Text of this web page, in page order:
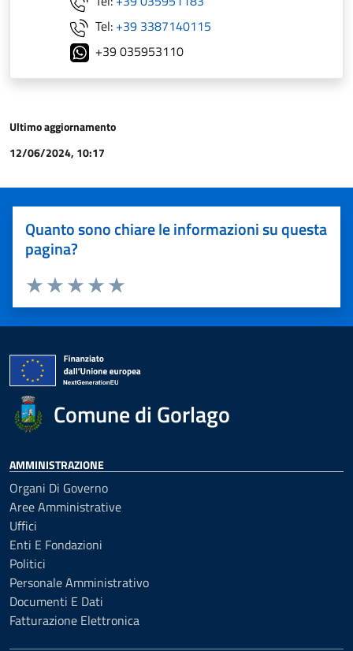
Tel: +39 3387140115
+39 035953110
Ultimo aggiornamento
12/06/2024, 10:17
Quanto sono chiare le informazioni su questa
pagina?
Valuta 5 stelle su 5
Valuta 4 stelle su 5
Valuta 3 stelle su 5
Valuta 2 stelle su 5
Valuta 1 stelle su 5
Comune di Gorlago
AMMINISTRAZIONE
Organi Di Governo
Aree Amministrative
Uffici
Enti E Fondazioni
Politici
Personale Amministrativo
Documenti E Dati
Fatturazione Elettronica